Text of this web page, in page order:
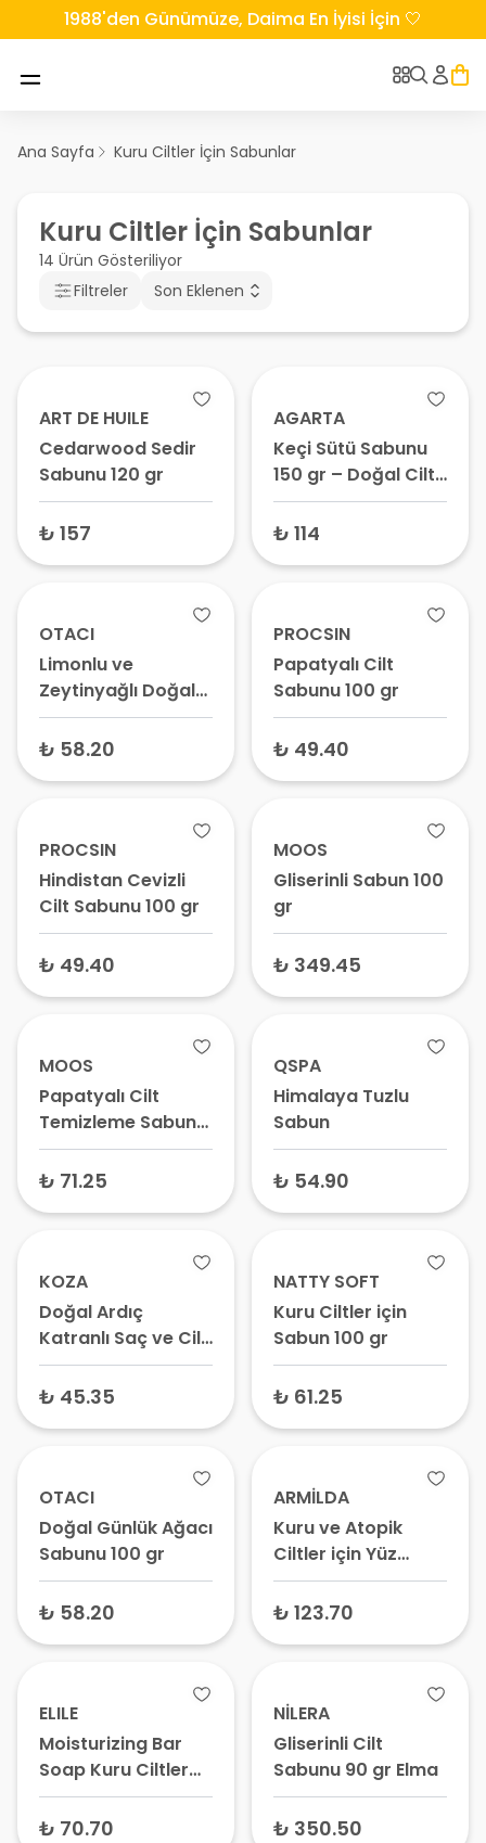
1988'den Günümüze, Daima En İyisi İçin 🤍
Ana Sayfa Kuru Ciltler İçin Sabunlar
Kuru Ciltler İçin Sabunlar
14 Ürün Gösteriliyor
Filtreler
Son Eklenen
ART DE HUILE
Cedarwood Sedir
Sabunu 120 gr
₺ 157
AGARTA
Keçi Sütü Sabunu
150 gr – Doğal Cilt
Bakım Sabunu,
Nemlendirici Kalıp
₺ 114
OTACI
Limonlu ve
Zeytinyağlı Doğal
Sabun 100 gr
₺ 58.20
PROCSIN
Papatyalı Cilt
Sabunu 100 gr
₺ 49.40
PROCSIN
Hindistan Cevizli
Cilt Sabunu 100 gr
₺ 49.40
MOOS
Gliserinli Sabun 100
gr
₺ 349.45
MOOS
Papatyalı Cilt
Temizleme Sabunu
100 gr
₺ 71.25
QSPA
Himalaya Tuzlu
Sabun
₺ 54.90
KOZA
Doğal Ardıç
Katranlı Saç ve Cilt
Sabunu 100 gr
₺ 45.35
NATTY SOFT
Kuru Ciltler için
Sabun 100 gr
₺ 61.25
OTACI
Doğal Günlük Ağacı
Sabunu 100 gr
₺ 58.20
ARMİLDA
Kuru ve Atopik
Ciltler için Yüz
Temizleyici Sabun
75 gr
₺ 123.70
ELILE
Moisturizing Bar
Soap Kuru Ciltler
için Nemlendirici
Sabun 100 gr
₺ 70.70
NİLERA
Gliserinli Cilt
Sabunu 90 gr Elma
₺ 350.50